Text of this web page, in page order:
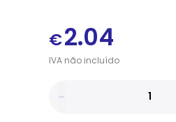
€2.04
IVAnãoincluído